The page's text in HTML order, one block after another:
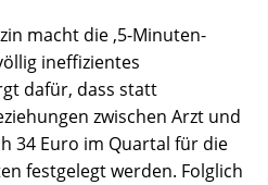
macht die ‚5-Minuten-
ineffizientes
dafür, dass statt
zwischen Arzt und
34 Euro im Quartal für die
festgelegt werden. Folglich